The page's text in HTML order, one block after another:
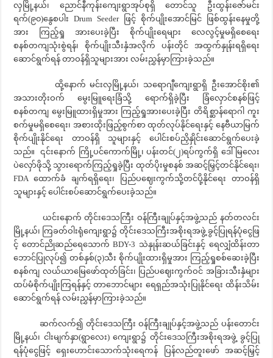
လှမြို့နယ်၊ ညောင်နီကုန်းကျေးရွာအုပ်စုရှိ တောင်သူ ဦးထွန်းဇော်မင်း
ရက်(၉၀)နွေစပါး Drum Seeder ဖြင့် စိုက်ပျိုးအောင်မြင် ဖြစ်ထွန်းနေမှုတို့
အား ကြည့်ရှု အားပေးခဲ့ပြီး စိုက်ပျိုးရေများ လေလွင့်မှုမရှိစေရေး
စနစ်တကျသုံးစွဲရန်၊ စိုက်ပျိုးသီးနှံအလိုက် ပန်းတိုင် အထွက်နှုန်းရရှိရေး
ဆောင်ရွက်ရန် တာဝန်ရှိသူများအား လမ်းညွှန်မှာကြားခဲ့သည်။
ထို့နောက် မင်းလှမြို့နယ်၊ သရောဂျီကျေးရွာရှိ ဦးအောင်စိုး၏
အသားတိုးဝက် မွေးမြူရေးခြံသို့ ရောက်ရှိခဲ့ပြီး ခြံလှောင်စနစ်ဖြင့်
စနစ်တကျ မွေးမြူထားရှိမှုအား ကြည့်ရှုအားပေးခဲ့ပြီး တိရိစ္ဆာန်ရောဂါ ကူး
စက်မှုမရှိစေရေး၊ အစားထိုးဖြည့်စွက်စာ ထုတ်လုပ်နိုင်ရေးနှင့် နေဗီယာမြက်
စိုက်ပျိုးနိုင်ရေး တာဝန်ရှိ သူများနှင့် ပေါင်းစပ်ညှိနှိုင်းဆောင်ရွက်ပေးခဲ့
သည်။ ၎င်းနောက် ကြို့ပင်ကောက်မြို့၊ ပန်းတင်(၂)ရပ်ကွက်ရှိ ဒေါ်မြလေး
ပဲလှော်ဖိုသို့ သွားရောက်ကြည့်ရှုခဲ့ပြီး ထုတ်ပိုးမှုစနစ် အဆင့်မြှင့်တင်နိုင်ရေး၊
FDA ထောက်ခံ ချက်ရရှိရေး၊ ပြည်ပဈေးကွက်သို့တင်ပို့နိုင်ရေး တာဝန်ရှိ
သူများနှင့် ပေါင်းစပ်ဆောင်ရွက်ပေးခဲ့သည်။
ယင်းနောက် တိုင်းဒေသကြီး ဝန်ကြီးချုပ်နှင့်အဖွဲ့သည် နတ်တလင်း
မြို့နယ်၊ ကြခတ်ဝါးရုံကျေးရွာ၌ တိုင်းဒေသကြီးအစိုးရအဖွဲ့ ခွင့်ပြုရန်ပုံငွေဖြ
င့် တောင်ညိုဆည်ရေသောက် BDY-3 သဲနှုန်းဆယ်ခြင်းနှင့် ရေလျှံထိန်းတာ
ဘောင်ပြုလုပ်၍ တစ်နှစ်(၃)သီး စိုက်ပျိုးထားရှိမှုအား ကြည့်ရှုစစ်ဆေးခဲ့ပြီး
စနစ်ကျ လယ်ယာမြေဖော်ထုတ်ခြင်း၊ ပြည်ပဈေးကွက်ဝင် အခြားသီးနှံများ
ထပ်မံစိုက်ပျိုးကြရန်နှင့် တာဘောင်များ ရေရှည်အသုံးပြုနိုင်ရေး ထိန်းသိမ်း
ဆောင်ရွက်ရန် လမ်းညွှန်မှာကြားခဲ့သည်။
ဆက်လက်၍ တိုင်းဒေသကြီး ဝန်ကြီးချုပ်နှင့်အဖွဲ့သည် ပန်းတောင်း
မြို့နယ်၊ ငါးမျက်နှာ(ရွာလေး) ကျေးရွာ၌ တိုင်းဒေသကြီးအစိုးရအဖွဲ့ ခွင့်ပြု
ရန်ပုံငွေဖြင့် ရှေးဟောင်းသောက်သုံးရေကန် ပြန်လည်တူးဖော် အဆင့်မြှင့်